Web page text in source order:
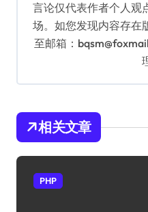
言论仅代表作者个人观
场。如您发现内容存在
至邮箱：
相关文章
PHP